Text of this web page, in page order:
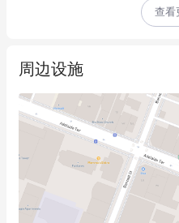
场。此外，从建筑门口出发，
待区、会议室和六个隔间办公
均位于办公室外。
请通过电子邮件联
surin@inhabitproperty.com.au
查看
周边设施